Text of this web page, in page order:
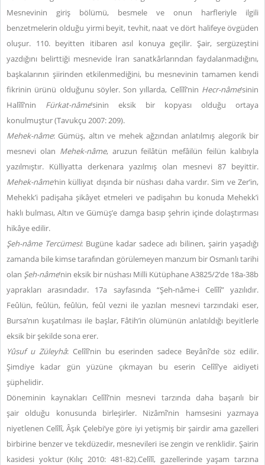
Mesnevinin giriş bölümü, besmele ve onun harfleriyle ilgili
benzetmelerin olduğu yirmi beyit, tevhit, naat ve dört halifeye övgüden
oluşur. 110. beyitten itibaren asıl konuya geçilir. Şair, sergüzeştini
yazdığını belirttiği mesnevide İran sanatkârlarından faydalanmadığını,
başkalarının şiirinden etkilenmediğini, bu mesnevinin tamamen kendi
fikrinin ürünü olduğunu söyler. Son yıllarda, Celîlî’nin Hecr-nâme’sinin
Halîlî’nin Fürkat-nâme’sinin eksik bir kopyası olduğu ortaya
konulmuştur (Tavukçu 2007: 209).
Mehek-nâme: Gümüş, altın ve mehek ağzından anlatılmış alegorik bir
mesnevi olan Mehek-nâme, aruzun feilâtün mefâilün feilün kalıbıyla
yazılmıştır. Külliyatta derkenara yazılmış olan mesnevi 87 beyittir.
Mehek-nâme’nin külliyat dışında bir nüshası daha vardır. Sim ve Zer’in,
Mehekk’i padişaha şikâyet etmeleri ve padişahın bu konuda Mehekk’i
haklı bulması, Altın ve Gümüş’e damga basıp şehrin içinde dolaştırması
hikâye edilir.
Şeh-nâme Tercümesi: Bugüne kadar sadece adı bilinen, şairin yaşadığı
zamanda bile kimse tarafından görülemeyen manzum bir Osmanlı tarihi
olan Şeh-nâme’nin eksik bir nüshası Milli Kütüphane A3825/2’de 18a-38b
yaprakları arasındadır. 17a sayfasında “Şeh-nâme-i Celîlî” yazılıdır.
Feûlün, feûlün, feûlün, feûl vezni ile yazılan mesnevi tarzındaki eser,
Bursa’nın kuşatılması ile başlar, Fâtih’in ölümünün anlatıldığı beyitlerle
eksik bir şekilde sona erer.
Yûsuf u Züleyhâ: Celîlî’nin bu eserinden sadece Beyânî’de söz edilir.
Şimdiye kadar gün yüzüne çıkmayan bu eserin Celîlî’ye aidiyeti
şüphelidir.
Döneminin kaynakları Celîlî’nin mesnevi tarzında daha başarılı bir
şair olduğu konusunda birleşirler. Nizâmî’nin hamsesini yazmaya
niyetlenen Celîlî, Âşık Çelebi’ye göre iyi yetişmiş bir şairdir ama gazelleri
birbirine benzer ve tekdüzedir, mesnevileri ise zengin ve renklidir. Şairin
kasidesi yoktur (Kılıç 2010: 481-82).Celîlî, gazellerinde yaşam tarzına